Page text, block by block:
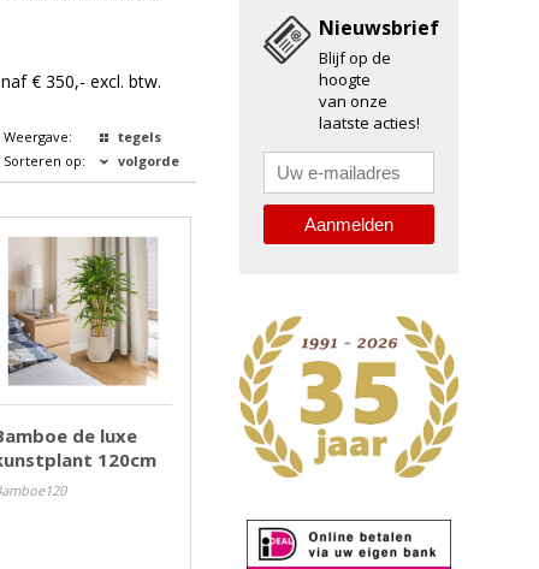
Nieuwsbrief
Blijf op de
hoogte
van onze
laatste acties!
€ 350,- excl. btw.
Weergave:
tegels
Sorteren op:
volgorde
de luxe
120cm